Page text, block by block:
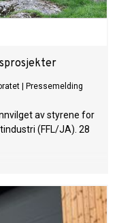
Pressemelding
av styrene for
(FFL/JA). 28